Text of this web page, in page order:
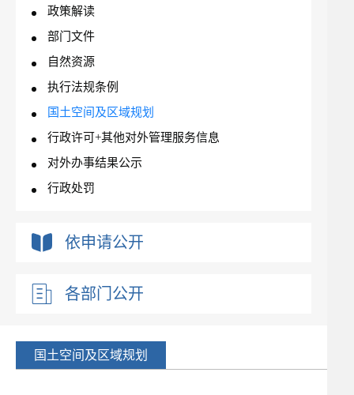
政策解读
部门文件
自然资源
执行法规条例
国土空间及区域规划
行政许可+其他对外管理服务信息
对外办事结果公示
行政处罚
依申请公开
各部门公开
国土空间及区域规划